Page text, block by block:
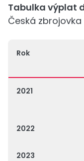
Tabulka výplat
Česká
Rok
2021
2022
2023